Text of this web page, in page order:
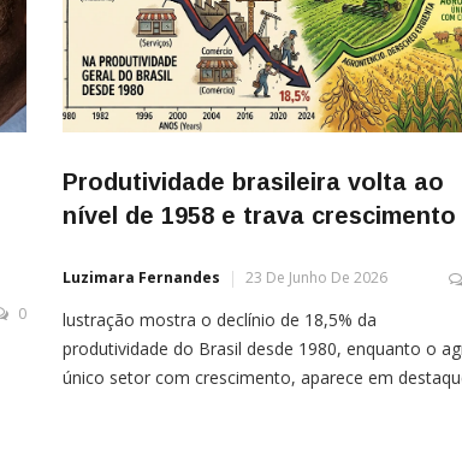
0
Produtividade brasileira volta ao
nível de 1958 e trava crescimento
Luzimara Fernandes 23 De Junho De 2026
lustração mostra o declínio de 18,5% da
produtividade do Brasil desde 1980, enquanto o
único setor com crescimento, aparece em